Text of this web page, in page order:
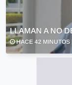
LLAMAN A NO
HACE 42 MINUTOS